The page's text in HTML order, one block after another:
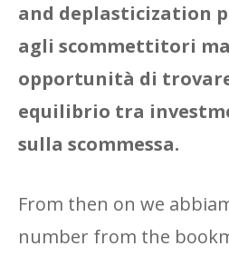
and deplasticization
agli scommettitori
opportunità di
equilibrio tra
sulla scommessa.
From then on we
number from the